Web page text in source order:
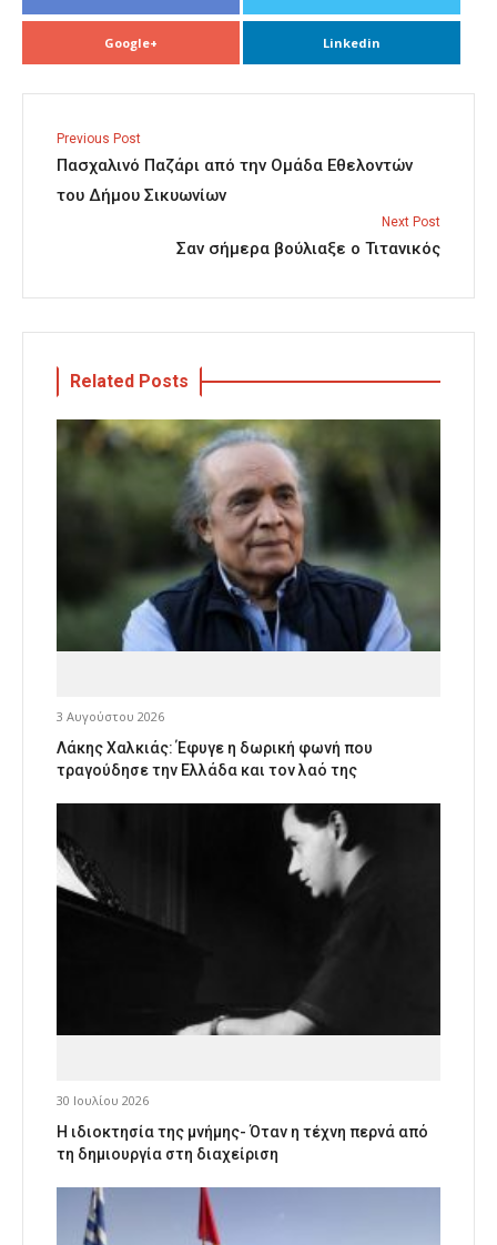
Google+ Linkedin
Previous Post
Πασχαλινό Παζάρι από την Ομάδα Εθελοντών
του Δήμου Σικυωνίων
Next Post
Σαν σήμερα βούλιαξε ο Τιτανικός
Related Posts
3 Αυγούστου 2026
Λάκης Χαλκιάς: Έφυγε η δωρική φωνή που
τραγούδησε την Ελλάδα και τον λαό της
30 Ιουλίου 2026
Η ιδιοκτησία της μνήμης- Όταν η τέχνη περνά από
τη δημιουργία στη διαχείριση